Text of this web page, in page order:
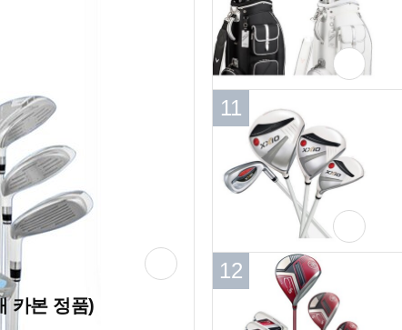
카본 정품)
11
11
12
12